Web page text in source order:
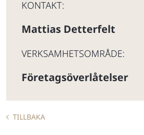
KONTAKT:
Mattias Detterfelt
VERKSAMHETSOMRÅDE:
Företagsöverlåtelser
TILLBAKA